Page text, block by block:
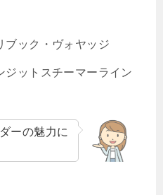
ブック・ヴォヤッジ
ジットスチーマーライン
ーの魅力に